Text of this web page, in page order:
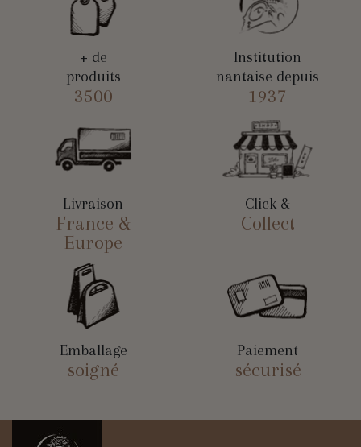
+ de
produits
3500
Institution
nantaise depuis
1937
Livraison
France &
Europe
Click &
Collect
Emballage
soigné
Paiement
sécurisé